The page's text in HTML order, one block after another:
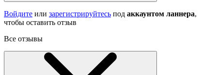
Войдите или зарегистрируйтесь под аккаунтом ланнера,
чтобы оставить отзыв
Все отзывы